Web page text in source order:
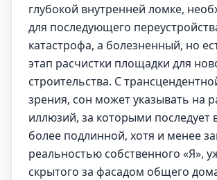
глубокой внутренней ломке,
для последующего
катастрофа, а болезненный, но
этап расчистки площадки для
строительства. С
зрения, сон может указывать на
иллюзий, за которыми последует
более подлинной, хотя и менее
реальностью собственного «Я»,
скрытого за фасадом общего